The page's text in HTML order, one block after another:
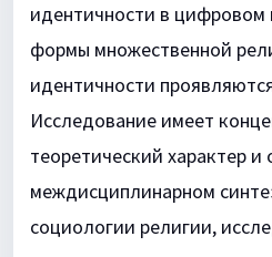
идентичности в цифровом
формы множественной
идентичности
Исследование имеет
теоретический характер и
междисциплинарном
социологии религии,